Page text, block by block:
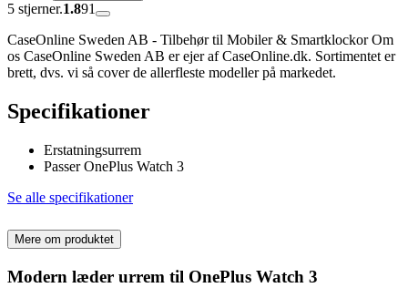
5 stjerner.1.891
CaseOnline Sweden AB - Tilbehør til Mobiler & Smartklockor Om
os CaseOnline Sweden AB er ejer af CaseOnline.dk. Sortimentet er
brett, dvs. vi så cover de allerfleste modeller på markedet.
Specifikationer
Erstatningsurrem
Passer OnePlus Watch 3
Se alle specifikationer
Mere om produktet
Modern læder urrem til OnePlus Watch 3